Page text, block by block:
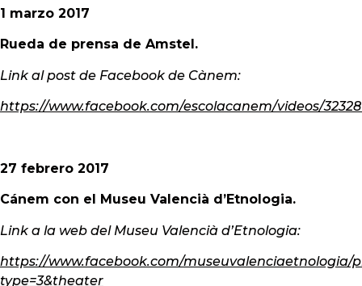
1 marzo 2017
Rueda de prensa de Amstel.
Link al post de Facebook de Cànem:
https://www.facebook.com/escolacanem/videos/
27 febrero 2017
Cánem con el Museu Valencià d’Etnologia.
Link a la web del Museu Valencià d’Etnologia:
https://www.facebook.com/museuvalenciaetnologia/
type=3&theater